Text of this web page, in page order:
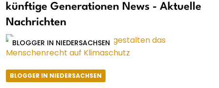
künftige Generationen News - Aktuelle
Nachrichten
BLOGGER IN NIEDERSACHSEN
BLOGGER IN NIEDERSACHSEN